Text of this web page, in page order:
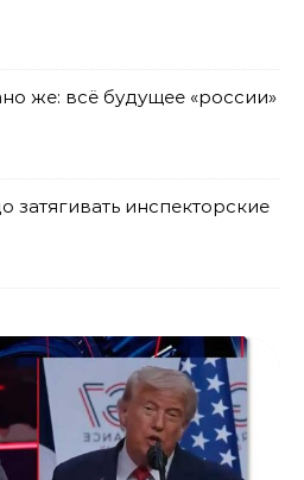
же: всё будущее «россии»
затягивать инспекторские